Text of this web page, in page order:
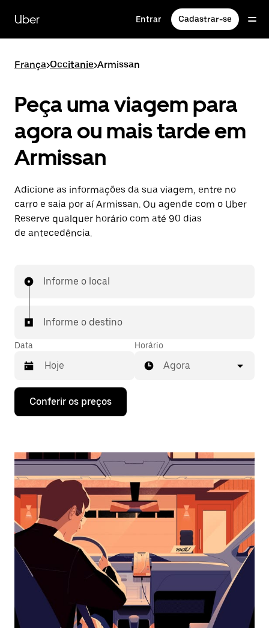
para
conteúdo
Uber Entrar Cadastrar-se
França>Occitanie>Armissan
Peça uma viagem para
agora ou mais tarde em
Armissan
Adicione as informações da sua viagem, entre no
carro e saia por aí Armissan. Ou agende com o Uber
Reserve qualquer horário com até 90 dias
de antecedência.
Informe o local
Informe o destino
Data
Pressione
seta
interagir
o
calendário
selecionar
uma
data.
Pressione
a
tecla
“ESC”
o
calendário.
Horário
Agora
Conferir os preços